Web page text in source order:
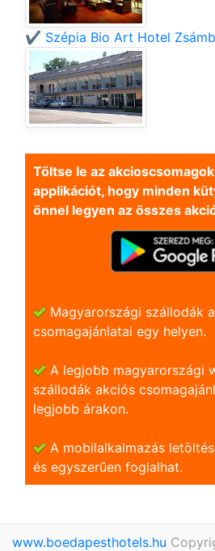
✔️ Szépia Bio Art Hotel
Töltse le az
applikációt, hogy minden
önnel legyen az összes
Magyarországi szállodák
csomagajánlatai egy helyen.
A legjobb magyarországi
szállodák akciós
legjobb árakon.
A mobilalkalmazás
és egyszerũen foglalhat.
www.boedapesthotels.hu